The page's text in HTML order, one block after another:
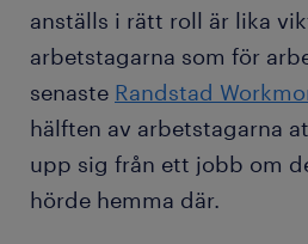
anställs i rätt roll är lika
arbetstagarna som för
senaste Randstad
hälften av arbetstagarna
upp sig från ett jobb om
hörde hemma där.